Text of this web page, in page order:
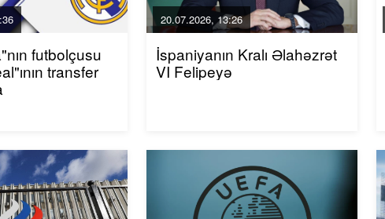
futbolçusu
transfer
20.07.2026, 13:26
İspaniyanın Kralı Əlahəzrət
VI Felipeyə